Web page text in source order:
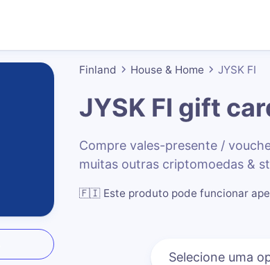
Finland House & Home JYSK FI
JYSK FI gift
Compre vales-presente /
muitas outras criptomoedas &
🇫🇮 Este produto pode funcionar